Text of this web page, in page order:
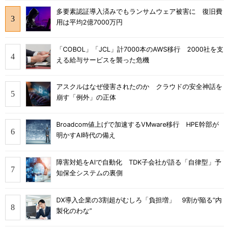
多要素認証導入済みでもランサムウェア被害に 復旧費
用は平均2億7000万円
「COBOL」「JCL」計7000本のAWS移行 2000社を支
える給与サービスを襲った危機
アスクルはなぜ侵害されたのか クラウドの安全神話を
崩す「例外」の正体
Broadcom値上げで加速するVMware移行 HPE幹部が
明かすAI時代の備え
障害対処をAIで自動化 TDK子会社が語る「自律型」予
知保全システムの裏側
DX導入企業の3割超がむしろ「負担増」 9割が陥る“内
製化のわな”